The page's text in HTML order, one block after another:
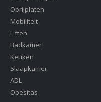
Oprijplaten
Mobiliteit
Liften
Badkamer
Keuken
Slaapkamer
ADL
Obesitas